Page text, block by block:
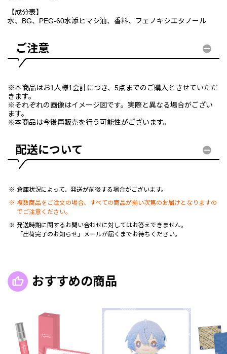
【成分表】
水、BG、PEG-60水添ヒマシ油、香料、フェノキシエタノール
ご注意
※本商品はお1人様1会計につき、5点までのご購入とさせていただ
きます。
※それぞれの画像はイメージ図です。実際と異なる場合がござい
ます。
※本商品は今後再販売を行う可能性がございます。
配送について
倉庫状況によって、発送が前後する場合がございます。
複数商品をご注文の場合、すべての商品が揃い次第のお届けとなりますの
でご注意ください。
発送時期に関するお問い合わせに対してはお答えできません。
「出荷完了のお知らせ」メールが届くまでお待ちください。
おすすめの商品